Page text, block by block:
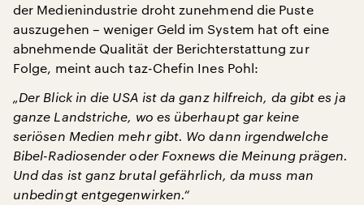
der Medienindustrie droht zunehmend die Puste
auszugehen – weniger Geld im System hat oft eine
abnehmende Qualität der Berichterstattung zur
Folge, meint auch taz-Chefin Ines Pohl:
„Der Blick in die USA ist da ganz hilfreich, da gibt es ja
ganze Landstriche, wo es überhaupt gar keine
seriösen Medien mehr gibt. Wo dann irgendwelche
Bibel-Radiosender oder Foxnews die Meinung prägen.
Und das ist ganz brutal gefährlich, da muss man
unbedingt entgegenwirken.“